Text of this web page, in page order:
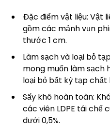
Đặc điểm vật liệu: Vật
gồm các mảnh vụn
thước 1 cm.
Làm sạch và loại bỏ
mong muốn làm sạch
loại bỏ bất kỳ tạp chất
Sấy khô hoàn toàn:
các viên LDPE tái chế
dưới 0,5%.